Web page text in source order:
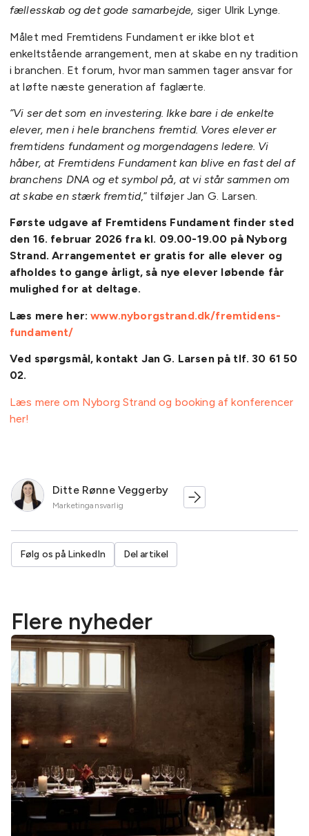
fællesskab og det gode samarbejde, siger Ulrik Lynge.
Målet med Fremtidens Fundament er ikke blot et
enkeltstående arrangement, men at skabe en ny tradition
i branchen. Et forum, hvor man sammen tager ansvar for
at løfte næste generation af faglærte.
”Vi ser det som en investering. Ikke bare i de enkelte
elever, men i hele branchens fremtid. Vores elever er
fremtidens fundament og morgendagens ledere. Vi
håber, at Fremtidens Fundament kan blive en fast del af
branchens DNA og et symbol på, at vi står sammen om
at skabe en stærk fremtid,” tilføjer Jan G. Larsen.
Første udgave af Fremtidens Fundament finder sted
den 16. februar 2026 fra kl. 09.00-19.00 på Nyborg
Strand. Arrangementet er gratis for alle elever og
afholdes to gange årligt, så nye elever løbende får
mulighed for at deltage.
Læs mere her:www.nyborgstrand.dk/fremtidens-
fundament/
Ved spørgsmål, kontakt Jan G. Larsen på tlf. 30 61 50
02.
Læs mere om Nyborg Strand og booking af konferencer
her!
Ditte Rønne Veggerby
Marketingansvarlig
Følg os på LinkedIn Del artikel
Flere nyheder